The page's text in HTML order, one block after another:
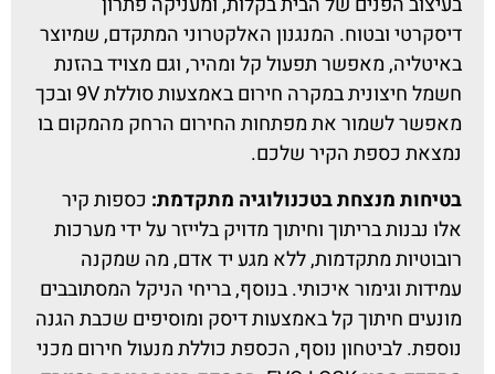
דיסקרטי ובטוח. המנגנון האלקטרוני המתקדם, שמיוצר
באיטליה, מאפשר תפעול קל ומהיר, וגם מצויד בהזנת
חשמל חיצונית במקרה חירום באמצעות סוללת 9V ובכך
מאפשר לשמור את מפתחות החירום הרחק מהמקום בו
נמצאת כספת הקיר שלכם.
בטיחות מנצחת בטכנולוגיה מתקדמת: כספות קיר
אלו נבנות בריתוך וחיתוך מדויק בלייזר על ידי מערכות
רובוטיות מתקדמות, ללא מגע יד אדם, מה שמקנה
עמידות וגימור איכותי. בנוסף, בריחי הניקל המסתובבים
מונעים חיתוך קל באמצעות דיסק ומוסיפים שכבת הגנה
נוספת. לביטחון נוסף, הכספת כוללת מנעול חירום מכני